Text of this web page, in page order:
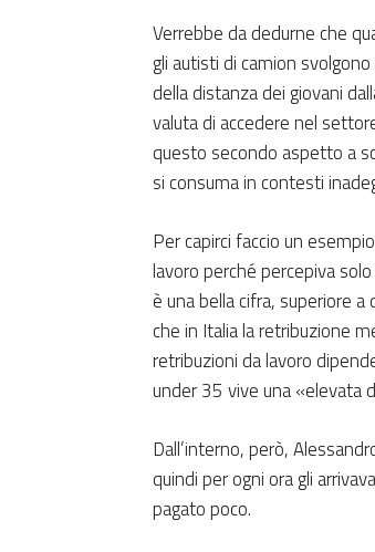
Verrebbe da dedurne che
gli autisti di camion
della distanza dei giovani
valuta di accedere nel
questo secondo aspetto a
si consuma in contesti
Per capirci faccio un
lavoro perché percepiva
è una bella cifra, superiore
che in Italia la retribuzione
retribuzioni da lavoro
under 35 vive una «elevata
Dall’interno, però,
quindi per ogni ora gli
pagato poco.